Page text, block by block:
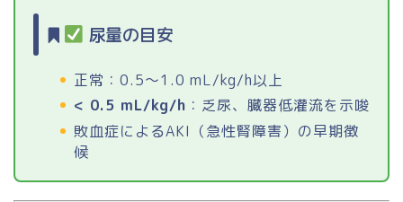
尿量の目安
正常：0.5〜1.0 mL/kg/h以上
< 0.5 mL/kg/h ：乏尿、臓器低灌流を示唆
敗血症によるAKI（急性腎障害）の早期徴
候